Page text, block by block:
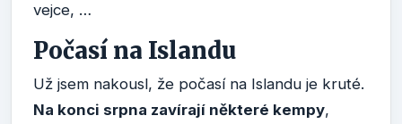
vejce, …
Počasí na Islandu
Už jsem nakousl, že počasí na Islandu je kruté.
Na konci srpna zavírají některé kempy,